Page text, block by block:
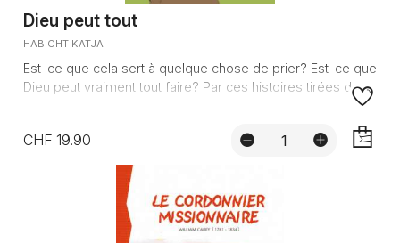
Dieu peut tout
HABICHT KATJA
Est-ce que cela sert à quelque chose de prier? Est-ce que
Dieu peut vraiment tout faire? Par ces histoires tirées de ...
CHF 19.90